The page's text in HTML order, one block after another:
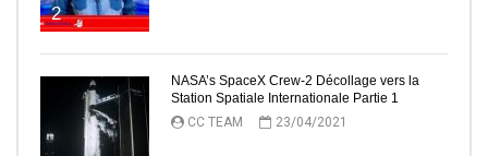
2
NASA’s SpaceX Crew-2 Décollage vers la
Station Spatiale Internationale Partie 1
CC TEAM
23/04/2021